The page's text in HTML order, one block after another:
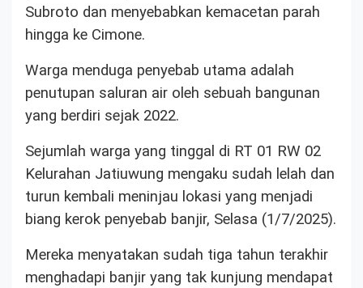
Subroto dan menyebabkan kemacetan parah
hingga ke Cimone.
Warga menduga penyebab utama adalah
penutupan saluran air oleh sebuah bangunan
yang berdiri sejak 2022.
Sejumlah warga yang tinggal di RT 01 RW 02
Kelurahan Jatiuwung mengaku sudah lelah dan
turun kembali meninjau lokasi yang menjadi
biang kerok penyebab banjir, Selasa (1/7/2025).
Mereka menyatakan sudah tiga tahun terakhir
menghadapi banjir yang tak kunjung mendapat